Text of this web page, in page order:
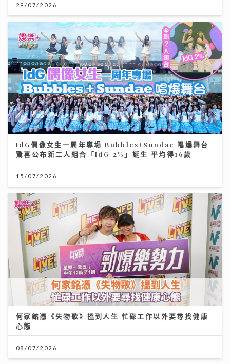
29/07/2026
IdG偶像女生一周年專場 Bubbles+Sundae 唱爆舞台
驚喜公布新二人組合「IdG 2%」誕生 平均得16歲
15/07/2026
何家銘憑《失物歌》搵到人生 忙碌工作以外要尋找健康
心態
08/07/2026